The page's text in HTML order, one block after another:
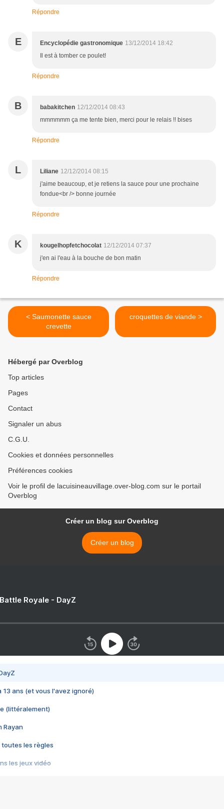
Répondre
E Encyclopédie gastronomique 13/12/2014 18:42
Il est à tomber ce poulet!
Répondre
B babakitchen 12/12/2014 08:43
mmmmmm ça me tente bien, merci pour le relais !! bises
Répondre
L Liliane 12/12/2014 08:15
j'aime beaucoup, et je retiens la sauce pour une prochaine
fondue<br /> bonne journée
Répondre
K kougelhopfetchocolat 12/12/2014 07:37
j'en ai l'eau à la bouche de bon matin
Répondre
< Saumonette sauce
crevette
croquettes de viande >
Hébergé par Overblog
Top articles
Pages
Contact
Signaler un abus
C.G.U.
Cookies et données personnelles
Préférences cookies
Voir le profil de lacuisineauvillage.over-blog.com sur le portail
Overblog
Créer un blog sur Overblog
Créer un blog
Royale - DayZ
13 ans (et vous l'avez ignoré)
(littéralement)
Rayan
toutes les règles
les jeux vidéo